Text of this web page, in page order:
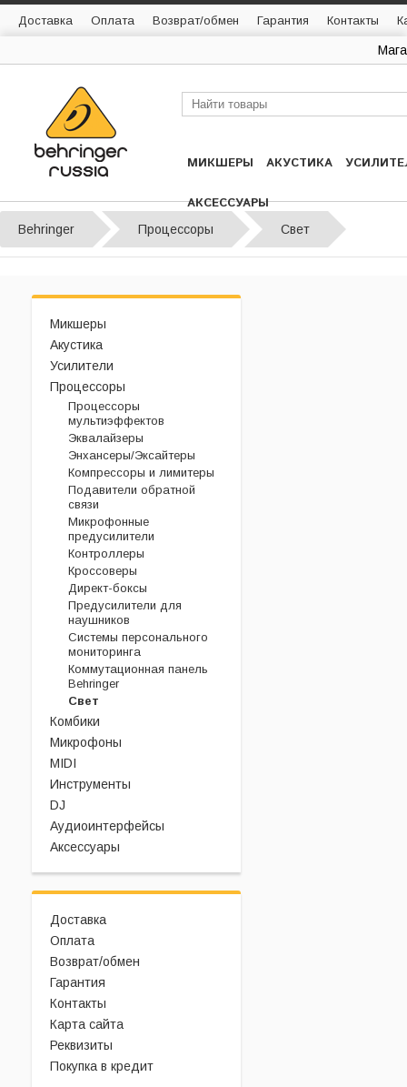
Доставка Оплата Возврат/обмен Гарантия Контакты
МИКШЕРЫ АКУСТИКА
АКСЕССУАРЫ
Behringer Процессоры Свет
Микшеры
Акустика
Усилители
Процессоры
Процессоры
мультиэффектов
Эквалайзеры
Энхансеры/Эксайтеры
Компрессоры и лимитеры
Подавители обратной
связи
Микрофонные
предусилители
Контроллеры
Кроссоверы
Директ-боксы
Предусилители для
наушников
Системы персонального
мониторинга
Коммутационная панель
Behringer
Свет
Комбики
Микрофоны
MIDI
Инструменты
DJ
Аудиоинтерфейсы
Аксессуары
Доставка
Оплата
Возврат/обмен
Гарантия
Контакты
Карта сайта
Реквизиты
Покупка в кредит